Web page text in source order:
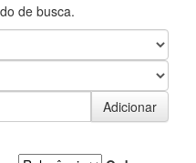
de busca.